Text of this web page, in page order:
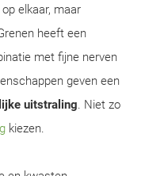
elkaar, maar
heeft een
met fijne nerven
geven een
uitstraling. Niet zo
kiezen.